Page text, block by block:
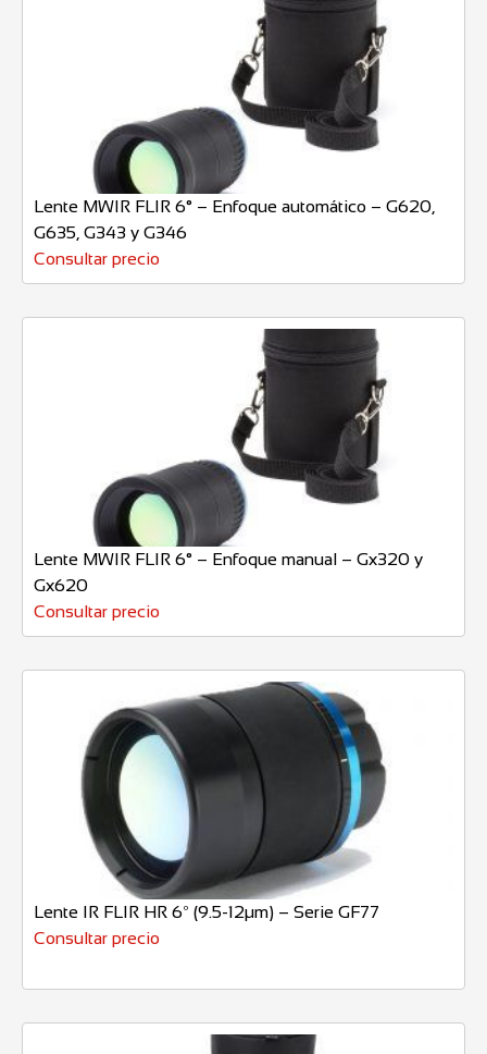
Lente MWIR FLIR 6° – Enfoque automático – G620,
G635, G343 y G346
Consultar precio
Lente MWIR FLIR 6° – Enfoque manual – Gx320 y
Gx620
Consultar precio
Lente IR FLIR HR 6º (9.5-12µm) – Serie GF77
Consultar precio